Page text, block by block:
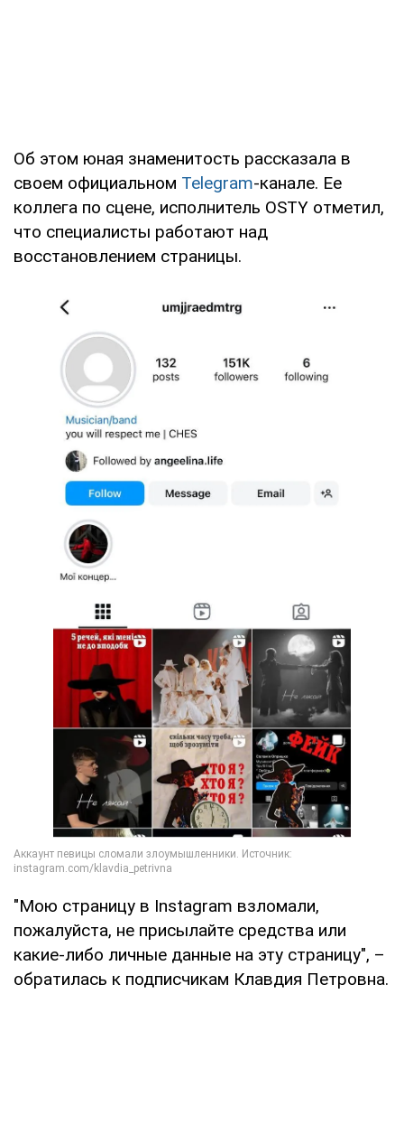
Об этом юная знаменитость рассказала в
своем официальном Telegram-канале. Ее
коллега по сцене, исполнитель OSTY отметил,
что специалисты работают над
восстановлением страницы.
"Мою страницу в Instagram взломали,
пожалуйста, не присылайте средства или
какие-либо личные данные на эту страницу", –
обратилась к подписчикам Клавдия Петровна.